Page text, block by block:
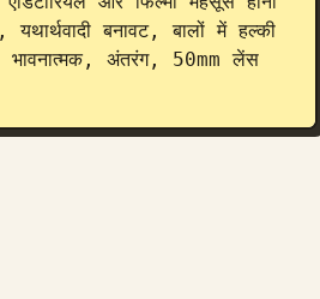
बनावट, बालों में हल्की
भावनात्मक, अंतरंग, 50mm लेंस